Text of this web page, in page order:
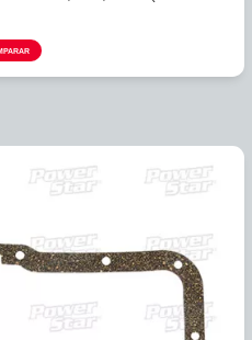
(13 HUECOS) 03+
COMPARAR